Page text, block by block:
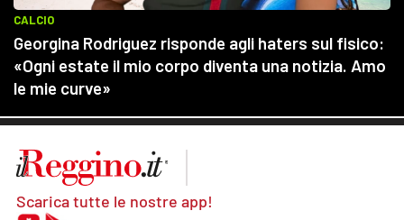
Scarica tutte le nostre app!